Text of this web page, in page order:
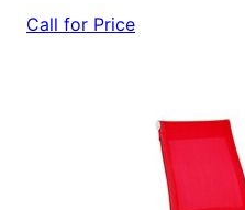
Call for Price